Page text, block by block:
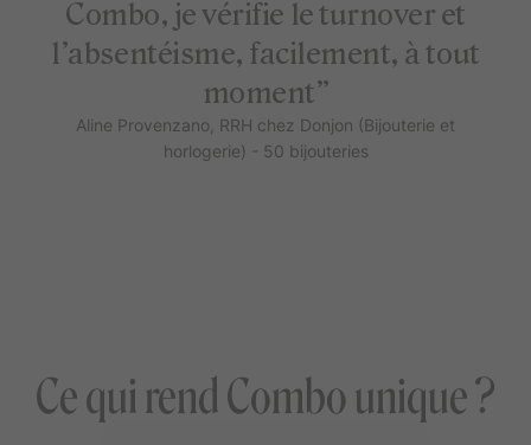
Combo, je vérifie le turnover et
l’absentéisme, facilement, à tout
moment”
Aline Provenzano, RRH chez Donjon (Bijouterie et
horlogerie) - 50 bijouteries
Ce qui rend Combo unique ?